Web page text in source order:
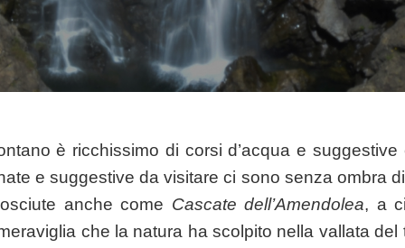
è ricchissimo di corsi d’acqua e
e suggestive da visitare ci sono senza ombra
anche come Cascate dell’Amendolea, a
che la natura ha scolpito nella vallata del